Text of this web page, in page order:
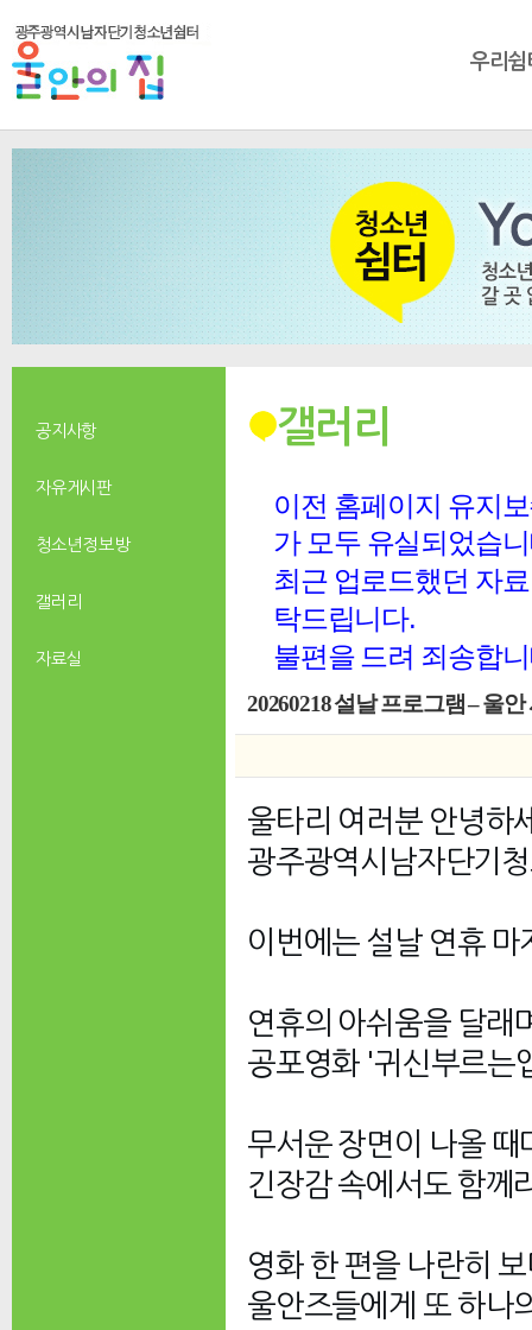
우리쉼
공지사항
자유게시판
청소년 정보방
갤러리
자료실
갤러리
이전 홈페이지 유지
가 모두 유실되었습
최근 업로드했던 자
탁드립니다.
불편을 드려 죄송합
20260218 설날 프로그램 – 울
울타리 여러분 안녕하
광주광역시남자단기
이번에는 설날 연휴
연휴의 아쉬움을 달래
공포영화 '귀신부르는
무서운 장면이 나올
긴장감 속에서도 함께
영화 한 편을 나란히
울안즈들에게 또 하나